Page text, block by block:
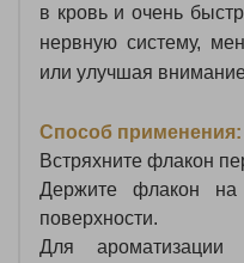
в кровь и очень
нервную систему,
или улучшая
Способ применения:
Встряхните флакон
Держите флакон
поверхности.
Для ароматизации